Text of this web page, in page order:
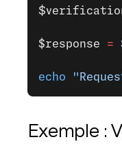
$response =
echo
Exemple :